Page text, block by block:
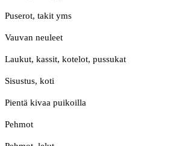
Puserot, takit yms
Vauvan neuleet
Laukut, kassit, kotelot, pussukat
Sisustus, koti
Pientä kivaa puikoilla
Pehmot